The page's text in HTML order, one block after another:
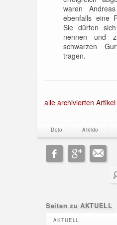
waren
ebenfalls eine
Sie dürfen
nennen und
schwarzen
tragen.
alle archivierten Artikel
Aikido
Dojo
Seiten zu AKTUELL
AKTUELL